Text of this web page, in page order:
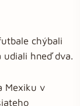
chýbali
udiali hneď dva.
Mexiku v